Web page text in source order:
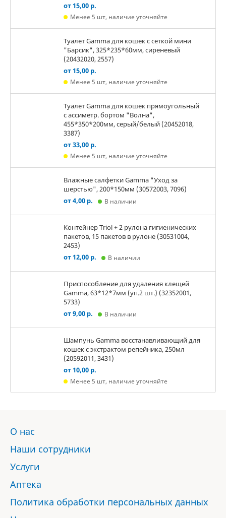
от 15,00 р.
Менее 5 шт, наличие уточняйте
Туалет Gamma для кошек c сеткой мини
"Барсик", 325*235*60мм, сиреневый
(20432020, 2557)
от 15,00 р.
Менее 5 шт, наличие уточняйте
Туалет Gamma для кошек прямоугольный
с ассиметр. бортом "Волна",
455*350*200мм, серый/белый (20452018,
3387)
от 33,00 р.
Менее 5 шт, наличие уточняйте
Влажные салфетки Gamma "Уход за
шерстью", 200*150мм (30572003, 7096)
от 4,00 р.
В наличии
Контейнер Triol + 2 рулона гигиенических
пакетов, 15 пакетов в рулоне (30531004,
2453)
от 12,00 р.
В наличии
Приспособление для удаления клещей
Gamma, 63*12*7мм (уп.2 шт.) (32352001,
5733)
от 9,00 р.
В наличии
Шампунь Gamma восстанавливающий для
кошек с экстрактом репейника, 250мл
(20592011, 3431)
от 10,00 р.
Менее 5 шт, наличие уточняйте
О нас
Наши сотрудники
Услуги
Аптека
Политика обработки персональных данных